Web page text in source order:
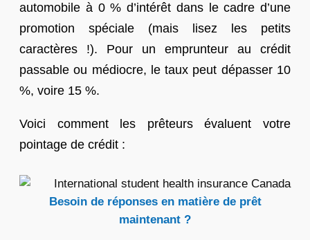
automobile à 0 % d’intérêt dans le cadre d’une
promotion spéciale (mais lisez les petits
caractères !). Pour un emprunteur au crédit
passable ou médiocre, le taux peut dépasser 10
%, voire 15 %.
Voici comment les prêteurs évaluent votre
pointage de crédit :
Besoin de réponses en matière de prêt
maintenant ?